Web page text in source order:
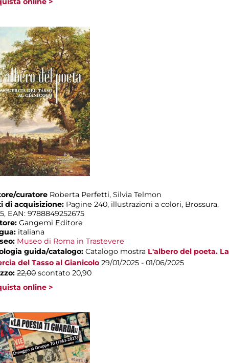
curatore Roberta Perfetti, Silvia Telmon
di acquisizione: Pagine 240, illustrazioni a colori, Brossura,
EAN: 9788849252675
Gangemi Editore
italiana
Museo di Roma in Trastevere
guida/catalogo: Catalogo mostra L'albero del poeta. La
del Tasso al Gianicolo 29/01/2025 - 01/06/2025
22,00 scontato 20,90
online >